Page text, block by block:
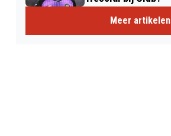
Meer artikelen